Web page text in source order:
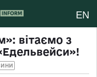
EN
вітаємо з